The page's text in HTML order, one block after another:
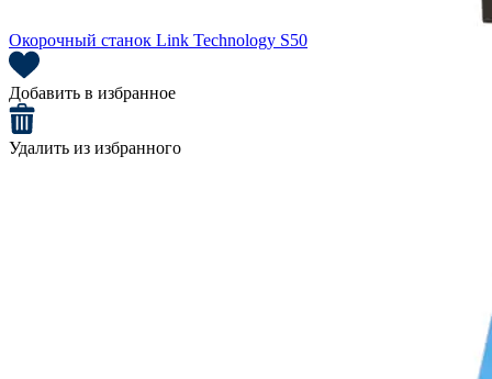
Окорочный станок Link Technology S50
Добавить в избранное
Удалить из избранного